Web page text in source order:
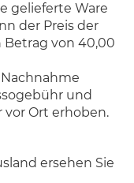
gelieferte Ware
der Preis der
Betrag von 40,00
und
Ort erhoben.
ersehen Sie